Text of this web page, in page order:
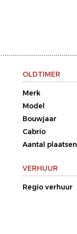
OLDTIMER
Merk
Model
Bouwjaar
Cabrio
Aantal plaatsen
VERHUUR
Regio verhuur